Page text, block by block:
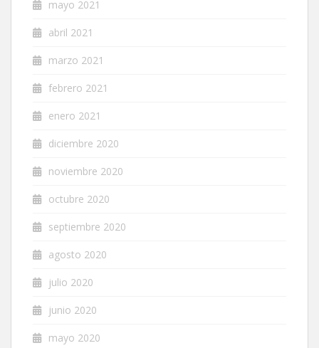
mayo 2021
abril 2021
marzo 2021
febrero 2021
enero 2021
diciembre 2020
noviembre 2020
octubre 2020
septiembre 2020
agosto 2020
julio 2020
junio 2020
mayo 2020